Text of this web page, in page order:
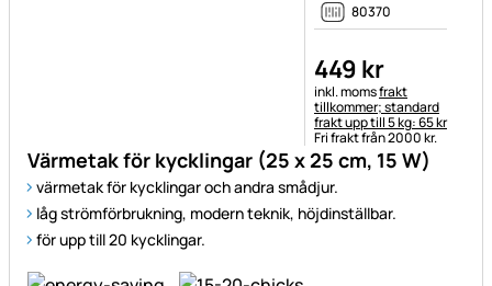
Värmetak för kycklingar (25 x 25 cm, 15 W)
värmetak för kycklingar och andra smådjur.
låg strömförbrukning, modern teknik, höjdinställbar.
för upp till 20 kycklingar.
80370
449 kr
Skatteinformation:
inkl. momsfrakt
tillkommer; standard
frakt upp till 5 kg: 65 kr
Fri frakt från 2000 kr.